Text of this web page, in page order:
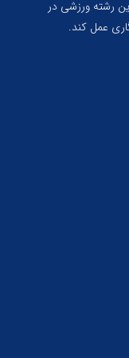
رشته ورزشی در
عمل کند.